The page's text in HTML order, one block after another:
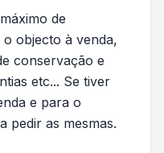
de
objecto à venda,
conservação e
etc... Se tiver
e para o
pedir as mesmas.